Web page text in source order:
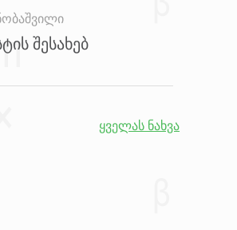
შესახებ
ყველას ნახვა